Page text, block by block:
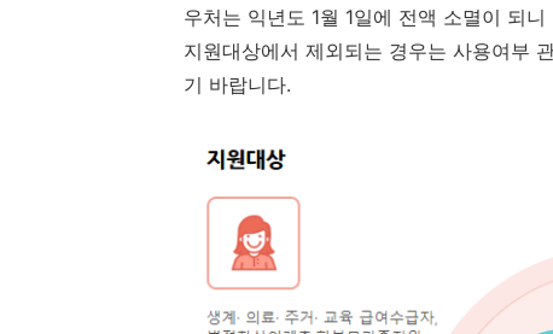
우처는 익년도 1월 1일에 전액 소멸이 되
지원대상에서 제외되는 경우는 사용여부
기 바랍니다.